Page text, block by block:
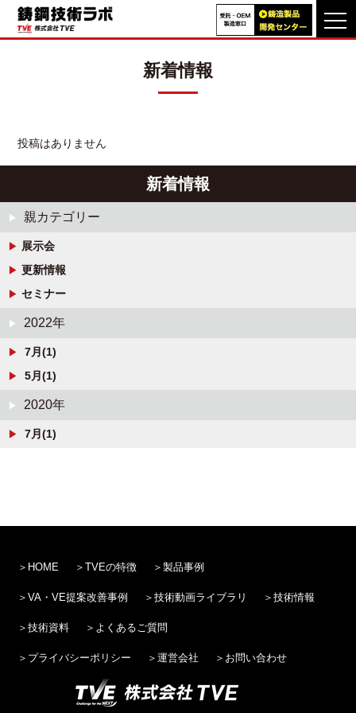
技術動画ライブラリ
TOP>Articles by: kazuhiko.harada@toavalve.co.jp
新着情報
投稿はありません
新着情報
親カテゴリー
展示会
更新情報
セミナー
2022年
7月(1)
5月(1)
2020年
7月(1)
HOME TVEの特徴 製品事例
VA・VE提案改善事例 技術動画ライブラリ 技術情報
技術資料 よくあるご質問
プライバシーポリシー 運営会社 お問い合わせ